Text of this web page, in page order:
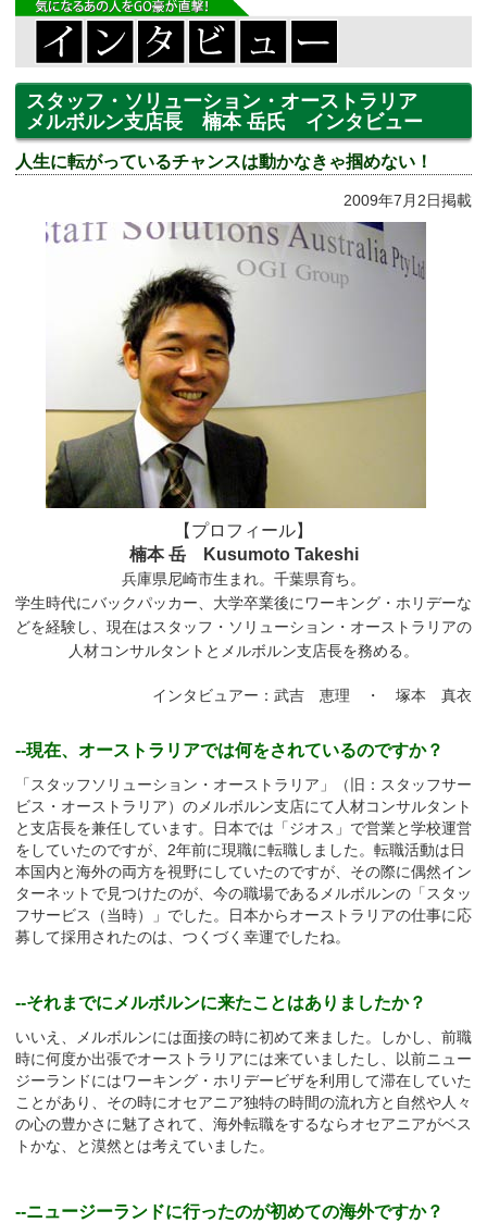
スタッフ・ソリューション・オーストラリア
メルボルン支店長 楠本 岳氏 インタビュー
人生に転がっているチャンスは動かなきゃ掴めない！
2009年7月2日掲載
【プロフィール】
楠本 岳 Kusumoto Takeshi
兵庫県尼崎市生まれ。千葉県育ち。
学生時代にバックパッカー、大学卒業後にワーキング・ホリデーな
どを経験し、現在はスタッフ・ソリューション・オーストラリアの
人材コンサルタントとメルボルン支店長を務める。
インタビュアー：武吉 恵理 ・ 塚本 真衣
--現在、オーストラリアでは何をされているのですか？
「スタッフソリューション・オーストラリア」（旧：スタッフサー
ビス・オーストラリア）のメルボルン支店にて人材コンサルタント
と支店長を兼任しています。日本では「ジオス」で営業と学校運営
をしていたのですが、2年前に現職に転職しました。転職活動は日
本国内と海外の両方を視野にしていたのですが、その際に偶然イン
ターネットで見つけたのが、今の職場であるメルボルンの「スタッ
フサービス（当時）」でした。日本からオーストラリアの仕事に応
募して採用されたのは、つくづく幸運でしたね。
--それまでにメルボルンに来たことはありましたか？
いいえ、メルボルンには面接の時に初めて来ました。しかし、前職
時に何度か出張でオーストラリアには来ていましたし、以前ニュー
ジーランドにはワーキング・ホリデービザを利用して滞在していた
ことがあり、その時にオセアニア独特の時間の流れ方と自然や人々
の心の豊かさに魅了されて、海外転職をするならオセアニアがベス
トかな、と漠然とは考えていました。
--ニュージーランドに行ったのが初めての海外ですか？